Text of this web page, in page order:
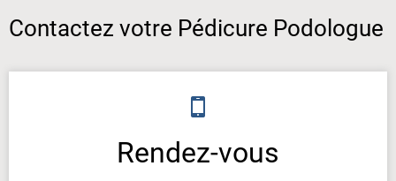
Contactez votre Pédicure Podologue
Rendez-vous